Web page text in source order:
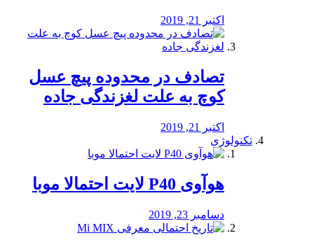
اکتبر 21, 2019
تصادف در محدوده پیچ عسل
کوچ به علت لغزندگی جاده
اکتبر 21, 2019
تکنولوژی
هوآوی P40 لایت احتمالا موبا
دسامبر 23, 2019